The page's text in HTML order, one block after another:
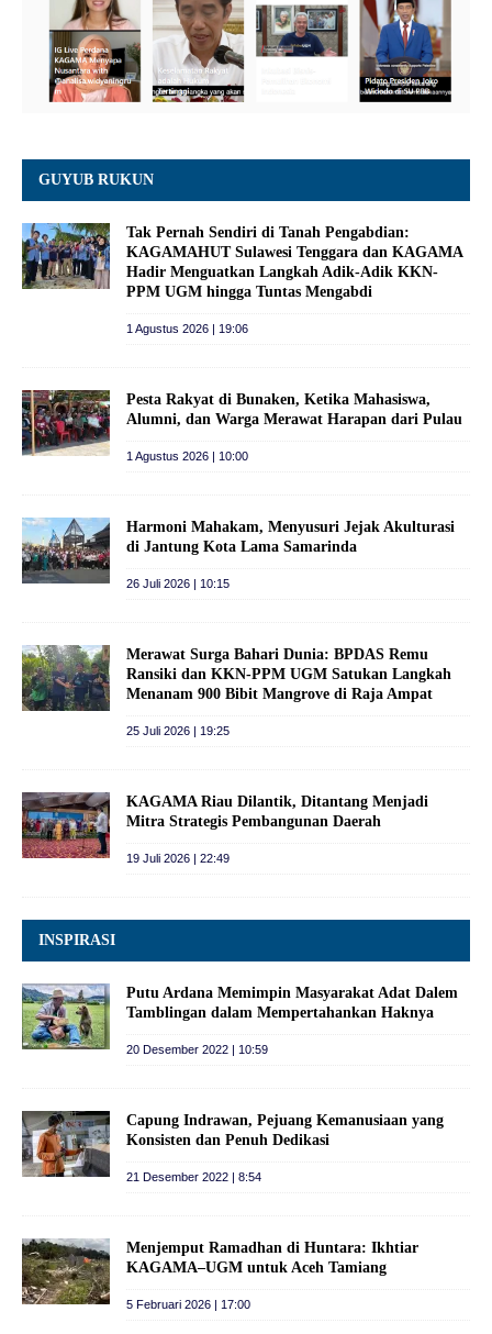
GUYUB RUKUN
Tak Pernah Sendiri di Tanah Pengabdian:
KAGAMAHUT Sulawesi Tenggara dan KAGAMA
Hadir Menguatkan Langkah Adik-Adik KKN-
PPM UGM hingga Tuntas Mengabdi
1 Agustus 2026 | 19:06
Pesta Rakyat di Bunaken, Ketika Mahasiswa,
Alumni, dan Warga Merawat Harapan dari Pulau
1 Agustus 2026 | 10:00
Harmoni Mahakam, Menyusuri Jejak Akulturasi
di Jantung Kota Lama Samarinda
26 Juli 2026 | 10:15
Merawat Surga Bahari Dunia: BPDAS Remu
Ransiki dan KKN-PPM UGM Satukan Langkah
Menanam 900 Bibit Mangrove di Raja Ampat
25 Juli 2026 | 19:25
KAGAMA Riau Dilantik, Ditantang Menjadi
Mitra Strategis Pembangunan Daerah
19 Juli 2026 | 22:49
INSPIRASI
Putu Ardana Memimpin Masyarakat Adat Dalem
Tamblingan dalam Mempertahankan Haknya
20 Desember 2022 | 10:59
Capung Indrawan, Pejuang Kemanusiaan yang
Konsisten dan Penuh Dedikasi
21 Desember 2022 | 8:54
Menjemput Ramadhan di Huntara: Ikhtiar
KAGAMA–UGM untuk Aceh Tamiang
5 Februari 2026 | 17:00